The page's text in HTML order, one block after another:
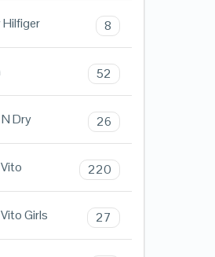
8
52
Dry 26
220
Girls 27